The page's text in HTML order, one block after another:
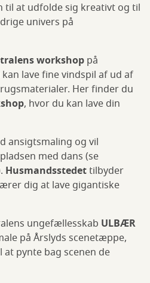
til at udfolde sig kreativt og til
univers på
workshop på
lave fine vindspil af ud af
Her finder du
, hvor du kan lave din
ansigtsmaling og vil
med dans (se
Husmandsstedettilbyder
dig at lave gigantiske
ungefællesskab ULBÆR
på Årslyds scenetæppe,
pynte bag scenen de